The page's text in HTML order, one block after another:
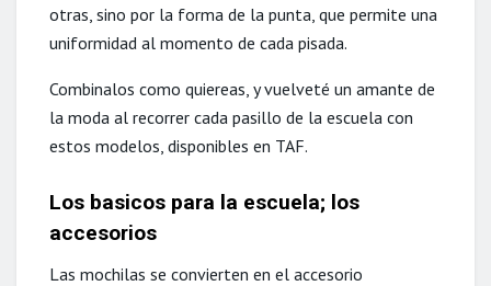
otras, sino por la forma de la punta, que permite una
uniformidad al momento de cada pisada.
Combinalos como quiereas, y vuelveté un amante de
la moda al recorrer cada pasillo de la escuela con
estos modelos, disponibles en TAF.
Los basicos para la escuela; los
accesorios
Las mochilas se convierten en el accesorio